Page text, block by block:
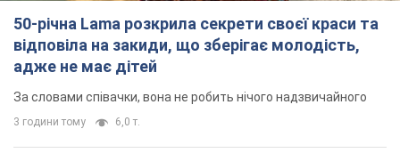
50-річна Lama розкрила секрети своєї краси та
відповіла на закиди, що зберігає молодість,
адже не має дітей
За словами співачки, вона не робить нічого надзвичайного
3 години тому 6,0 т.